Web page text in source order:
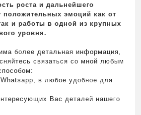
роста и дальнейшего
положительных эмоций как от
и работы в одной из крупных
уровня.
более детальная информация,
связаться со мной любым
в любое удобное для
Вас деталей нашего